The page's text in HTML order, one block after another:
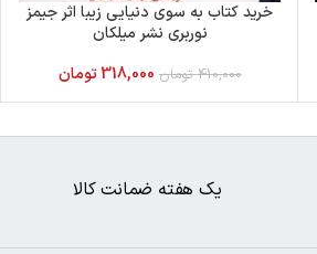
خرید کتاب به سوی دنیایی زیبا اثر جیمز
نوربری نشر میلکان
410,000 تومان 318,000تومان
یک هفته ضمانت کالا